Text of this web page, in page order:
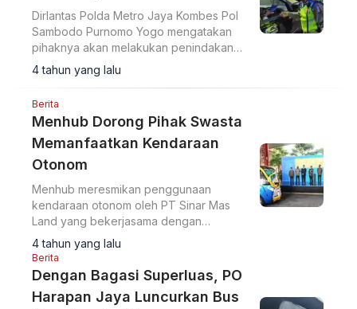
Dirlantas Polda Metro Jaya Kombes Pol
Sambodo Purnomo Yogo mengatakan
pihaknya akan melakukan penindakan
kepada pemilik pelat-pelat khusus .
4 tahun yang lalu
Berita
Menhub Dorong Pihak Swasta
Memanfaatkan Kendaraan
Otonom
Menhub meresmikan penggunaan
kendaraan otonom oleh PT Sinar Mas
Land yang bekerjasama dengan
Mitsubishi Corporation, Jumat (20/5).
4 tahun yang lalu
Berita
Dengan Bagasi Superluas, PO
Harapan Jaya Luncurkan Bus